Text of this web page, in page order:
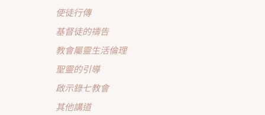
使徒行傳
基督徒的禱告
教會屬靈生活倫理
聖靈的引導
啟示錄七教會
其他講道